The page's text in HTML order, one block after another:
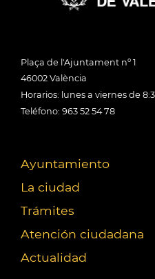
Plaça de l'Ajuntament nº 1
46002 València
Horarios: lunes a viernes de
Teléfono: 963 52 54 78
Ayuntamiento
La ciudad
Trámites
Atención ciudadana
Actualidad